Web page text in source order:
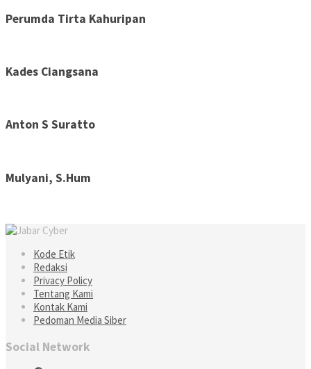
Perumda Tirta Kahuripan
Kades Ciangsana
Anton S Suratto
Mulyani, S.Hum
Kode Etik
Redaksi
Privacy Policy
Tentang Kami
Kontak Kami
Pedoman Media Siber
Social Network